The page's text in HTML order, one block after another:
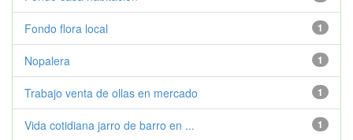
1
Fondo flora local
1
Nopalera
1
Trabajo venta de ollas en mercado
1
Vida cotidiana jarro de barro en ...